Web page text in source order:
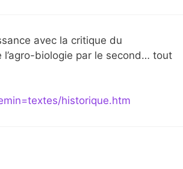
avec la critique du
biologie par le second… tout
historique.htm